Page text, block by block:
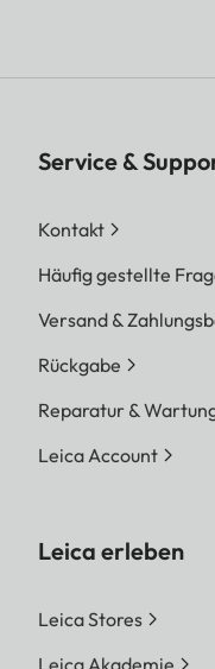
Service &
Kontakt
Häufig gestellte
Versand &
Rückgabe
Reparatur &
Leica Account
Leica erleben
Leica Stores